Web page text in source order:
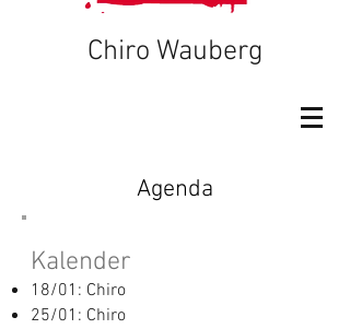
Chiro Wauberg
Agenda
Kalender
18/01: Chiro
25/01: Chiro